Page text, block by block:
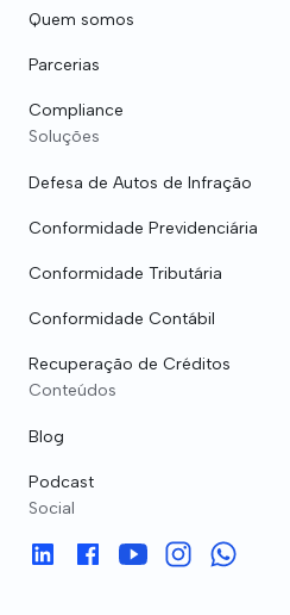
Quem somos
Parcerias
Compliance
Soluções
Defesa de Autos de Infração
Conformidade Previdenciária
Conformidade Tributária
Conformidade Contábil
Recuperação de Créditos
Conteúdos
Blog
Podcast
Social